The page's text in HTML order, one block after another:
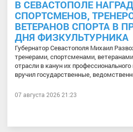
В СЕВАСТОПОЛЕ
СПОРТСМЕНОВ,
ВЕТЕРАНОВ СПОРТА В
ДНЯ ФИЗКУЛЬТУРНИКА
Губернатор Севастополя Михаил
тренерами, спортсменами,
отрасли в канун их
вручил государственные,
07 августа 2026 21:23